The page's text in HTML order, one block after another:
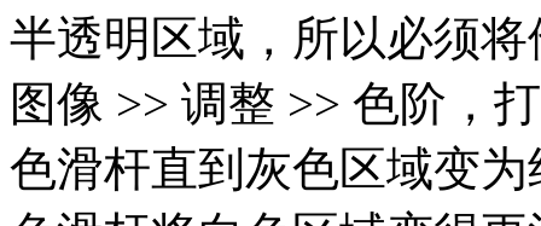
半透明区域，所以必须
图像 >> 调整 >> 色阶，
色滑杆直到灰色区域变